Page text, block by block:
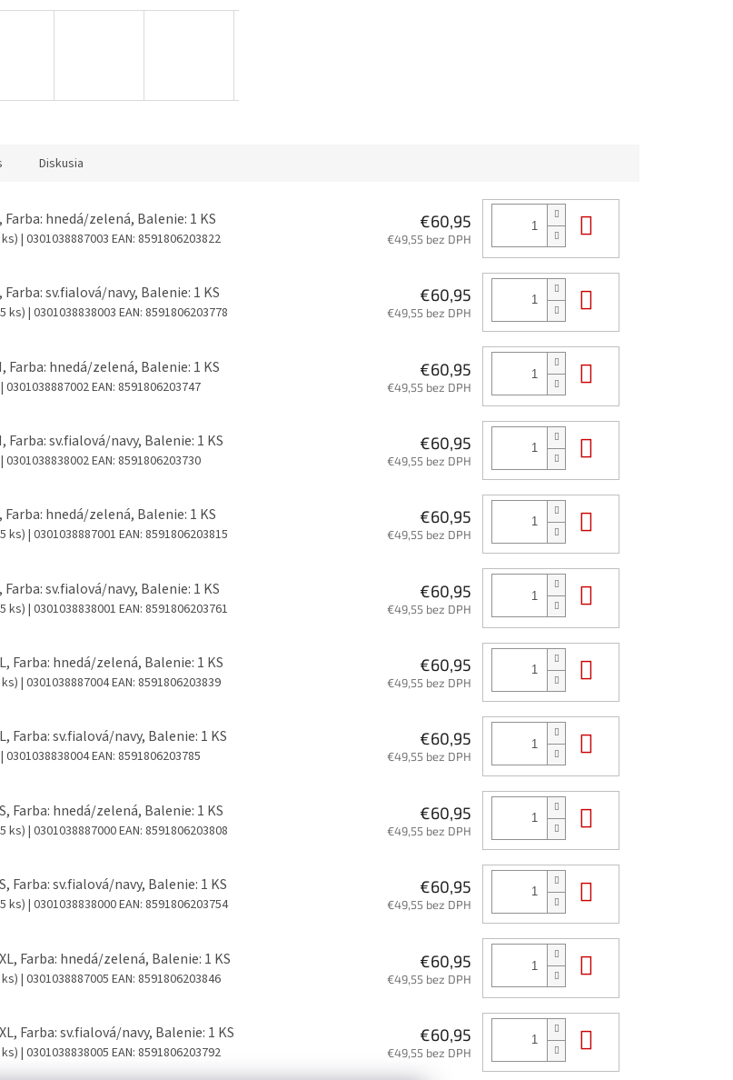
Diskusia
Farba: hnedá/zelená, Balenie: 1 KS
| 0301038887003 EAN: 8591806203822
€60,95
€49,55 bez DPH
sv.fialová/navy, Balenie: 1 KS
ks)| 0301038838003 EAN: 8591806203778
€60,95
€49,55 bez DPH
Farba: hnedá/zelená, Balenie: 1 KS
| 0301038887002EAN: 8591806203747
€60,95
€49,55 bez DPH
Farba: sv.fialová/navy, Balenie: 1 KS
| 0301038838002EAN: 8591806203730
€60,95
€49,55 bez DPH
Farba: hnedá/zelená, Balenie: 1 KS
ks)| 0301038887001 EAN: 8591806203815
€60,95
€49,55 bez DPH
Farba: sv.fialová/navy, Balenie: 1 KS
ks)| 0301038838001 EAN: 8591806203761
€60,95
€49,55 bez DPH
Farba: hnedá/zelená, Balenie: 1 KS
| 0301038887004EAN: 8591806203839
€60,95
€49,55 bez DPH
Farba: sv.fialová/navy, Balenie: 1 KS
| 0301038838004EAN: 8591806203785
€60,95
€49,55 bez DPH
Farba: hnedá/zelená, Balenie: 1 KS
ks)| 0301038887000EAN: 8591806203808
€60,95
€49,55 bez DPH
Farba: sv.fialová/navy, Balenie: 1 KS
ks)| 0301038838000EAN: 8591806203754
€60,95
€49,55 bez DPH
Farba: hnedá/zelená, Balenie: 1 KS
| 0301038887005 EAN: 8591806203846
€60,95
€49,55 bez DPH
Farba: sv.fialová/navy, Balenie: 1 KS
| 0301038838005 EAN: 8591806203792
€60,95
€49,55 bez DPH